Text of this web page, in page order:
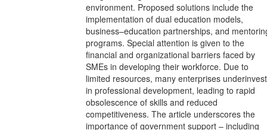
environment. Proposed solutions include the
implementation of dual education models,
business–education partnerships, and
programs. Special attention is given to the
financial and organizational barriers faced by
SMEs in developing their workforce. Due to
limited resources, many enterprises underinvest
in professional development, leading to rapid
obsolescence of skills and reduced
competitiveness. The article underscores the
importance of government support – including